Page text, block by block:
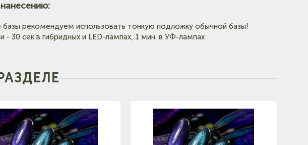
рекомендуем использовать тонкую подложку обычной базы!
- 30 сек в гибридных и LED-лампах, 1 мин. в УФ-лампах